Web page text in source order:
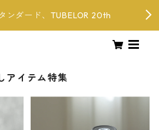
ンダード、TUBELOR 20th
アイテム特集